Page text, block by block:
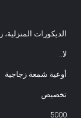
الديكورات المنزلية،
لا..
أوعية شمعة زجاجية
تخصيص
5000